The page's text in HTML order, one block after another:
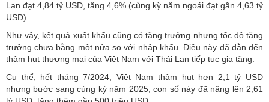
Lan đạt 4,84 tỷ USD, tăng 4,6% (cùng kỳ năm ngoái đạt gần 4,63 tỷ
USD).
Như vậy, kết quả xuất khẩu cũng có tăng trưởng nhưng tốc độ tăng
trưởng chưa bằng một nửa so với nhập khẩu. Điều này đã dẫn đến
thâm hụt thương mại của Việt Nam với Thái Lan tiếp tục gia tăng.
Cụ thể, hết tháng 7/2024, Việt Nam thâm hụt hơn 2,1 tỷ USD
nhưng bước sang cùng kỳ năm 2025, con số này đã nâng lên 2,61